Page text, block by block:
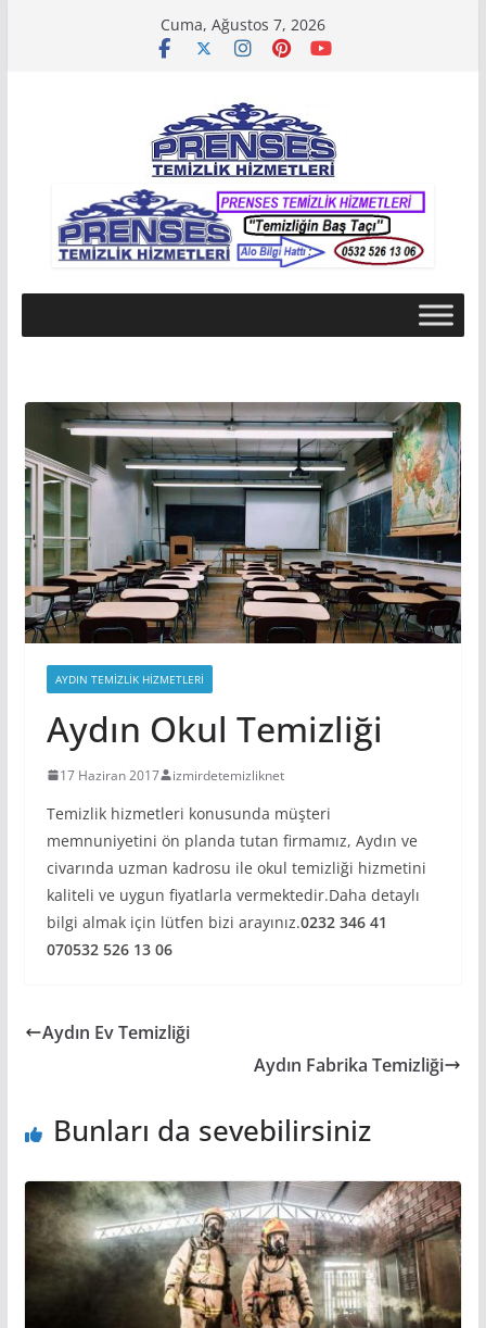
Cuma, Ağustos 7, 2026
AYDIN TEMIZLIK HIZMETLERI
Aydın Okul Temizliği
17 Haziran 2017 izmirdetemizliknet
Temizlik hizmetleri konusunda müşteri
memnuniyetini ön planda tutan firmamız, Aydın ve
civarında uzman kadrosu ile okul temizliği hizmetini
kaliteli ve uygun fiyatlarla vermektedir.Daha detaylı
bilgi almak için lütfen bizi arayınız.0232 346 41
070532 526 13 06
Aydın Ev Temizliği
Aydın Fabrika Temizliği
Bunları da sevebilirsiniz